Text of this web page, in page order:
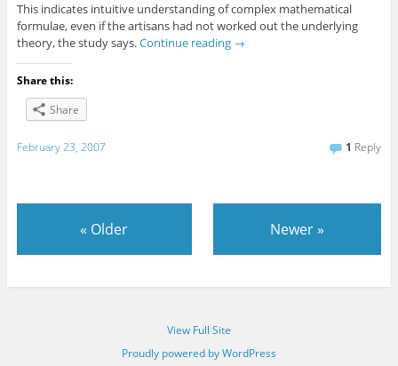
This indicates intuitive understanding of complex mathematical
formulae, even if the artisans had not worked out the underlying
theory, the study says.Continue reading →
Share this:
Share
February 23, 2007 1 Reply
« Older Newer»
View Full Site
Proudly powered by WordPress